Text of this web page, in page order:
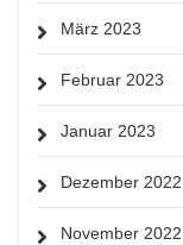
März 2023
Februar 2023
Januar 2023
Dezember 2022
November 2022